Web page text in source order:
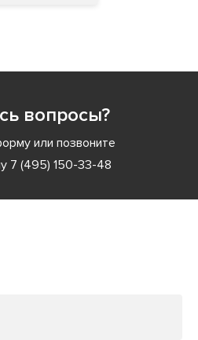
вопросы?
или позвоните
7 (495) 150-33-48